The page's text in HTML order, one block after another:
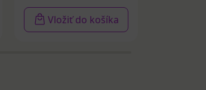
Vložiť do košíka